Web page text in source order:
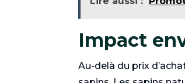
Impact
Au-delà du prix